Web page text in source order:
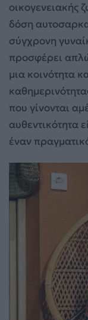
οικογενειακής
δόση
σύγχρονη
προσφέρει
μια κοινότητα
που γίνονται
αυθεντικότητα
έναν